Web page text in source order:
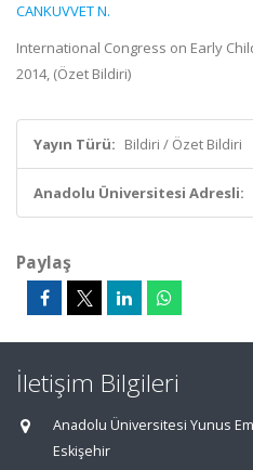
CANKUVVET N.
International Congress on Early
2014, (Özet Bildiri)
Yayın Türü: Bildiri / Özet Bildiri
Anadolu Üniversitesi Adresli:
Paylaş
İletişim Bilgileri
Anadolu Üniversitesi Yunus
Eskişehir